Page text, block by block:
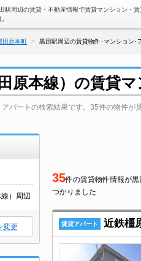
駅周辺の賃貸・不動産情報で賃貸マンション・
田原本町 黒田駅周辺の賃貸物件･マンション･
原本線）の賃貸
パートの検索結果です。35件の物件が
）周辺
変更
35件の賃貸物件情報が
つかりました
賃貸アパート 近鉄橿